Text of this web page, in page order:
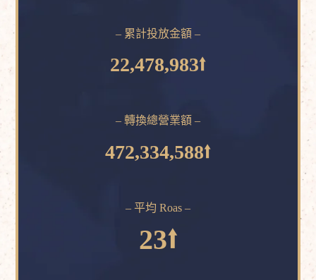
– 累計投放金額 –
22,478,983⭡
– 轉換總營業額 –
472,334,588⭡
– 平均 Roas –
23⭡